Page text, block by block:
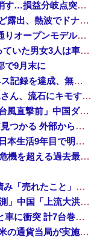
K-POPアイドルの約半数が3年後には姿を消す…損益分岐点突破は4％未満
川底に沈んでいたマンモスやナチス軍艦など露出、熱波でドナウ川が歴史的渇水！他
【AI】中国製高性能AI「Kimi-K3」が予定通りオープンモデル化される
【鹿児島】 突然右折し路面電車と衝突 乗っていた男女3人は車を放置しダッシュで逃走中
で9月末に
日産e-power、無給油で1980km走行しギネス記録を達成、無駄な発電や送電ロスなくEVよりエコを証明
【動画】 広島記念公園を追い出された左翼さん、流石にキモすぎて炎上
中国「大洪水！」三峡ダム「大雨で増水（台風直撃前」中国ダム「緊急放流！」中国鉄道「列車が走行中に流される」中国避難所「支援物資は有料です」謎の勢力「え」→
中国Zbtlink製ルーター20機種にバックドア見つかる 外部から完全制御のおそれ
「中国人ってこんなに嫌われているの？」日本生活9年目で明かす本心！
【韓国株】 7月のKOSPI 28.9％下落…通貨危機を超える過去最大の下げ幅
中国、止められないEV製造 売れず在庫山積み「売れたこと」にして補助金を騙し取る事案を思いつきが横行
中国「台風接近！」台風13号「三峡直撃予測」中国「上流大洪水！（三峡上流」中国都市「8/5の映像（動画」三峡ダム「緊急放流（決壊危機」中国「下流大水害（震え声」→
韓国人インフルエンサー(49)、日本で次々と車に衝突 計7台巻き込み 八王子
岸田文雄元首相「円安を阻止するために日米の通貨当局が実施した為替介入は一時しのぎに過ぎない」